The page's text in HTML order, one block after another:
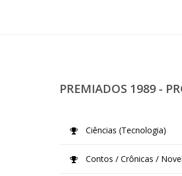
PREMIADOS 1989 -
Ciências (Tecnologia)
Contos / Crônicas /